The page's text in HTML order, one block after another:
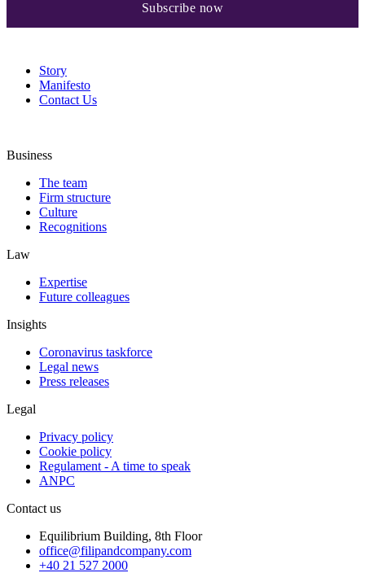
Story
Manifesto
Contact Us
Business
The team
Firm structure
Culture
Recognitions
Law
Expertise
Future colleagues
Insights
Coronavirus taskforce
Legal news
Press releases
Legal
Privacy policy
Cookie policy
Regulament - A time to speak
ANPC
Contact us
Equilibrium Building, 8th Floor
office@filipandcompany.com
+40 21 527 2000